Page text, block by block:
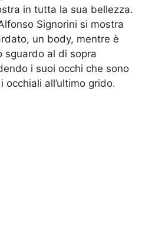
in tutta la sua bellezza.
Signorini si mostra
un body, mentre è
sguardo al di sopra
i suoi occhi che sono
all’ultimo grido.